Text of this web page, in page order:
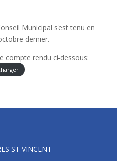
Municipal s’est tenu en
dernier.
compte rendu ci-dessous:
ST VINCENT